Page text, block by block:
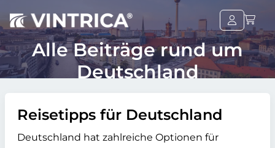
Alle Beiträge rund um
Deutschland
Reisetipps für Deutschland
Deutschland hat zahlreiche Optionen für